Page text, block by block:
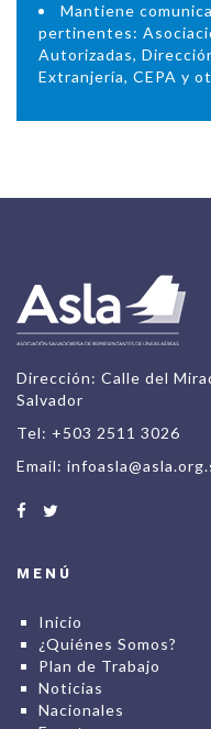
Mantiene
pertinentes:
Autorizadas,
Extranjería, CEPA y
Dirección: Calle del
Salvador
Tel: +503 2511 3026
Email:
MENÚ
Inicio
¿Quiénes Somos?
Plan de Trabajo
Noticias
Nacionales